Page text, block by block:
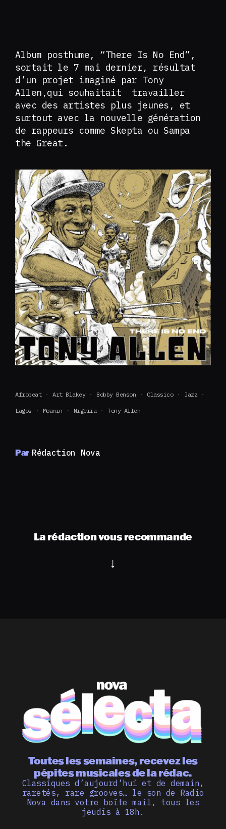
Album posthume, “There Is No End”,
sortait le 7 mai dernier, résultat
d’un projet imaginé par Tony
Allen,qui souhaitait travailler
avec des artistes plus jeunes, et
surtout avec la nouvelle génération
de rappeurs comme Skepta ou Sampa
the Great.
Afrobeat Art Blakey Bobby Benson Classico Jazz
Lagos Moanin Nigeria Tony Allen
Par Rédaction Nova
La rédaction vous recommande
Toutes les semaines, recevez les
pépites musicales de la rédac.
Classiques d’aujourd’hui et de demain,
raretés, rare grooves… le son de Radio
Nova dans votre boîte mail, tous les
jeudis à 18h.